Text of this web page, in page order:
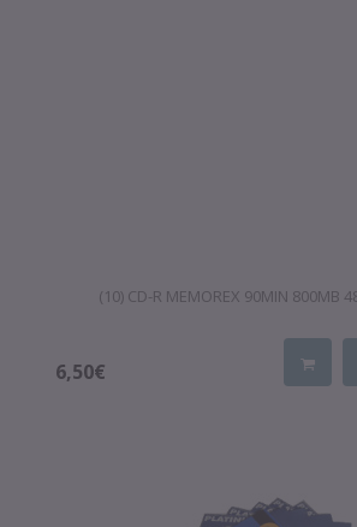
(10) CD-R MEMOREX 90MIN 800MB
6,50€